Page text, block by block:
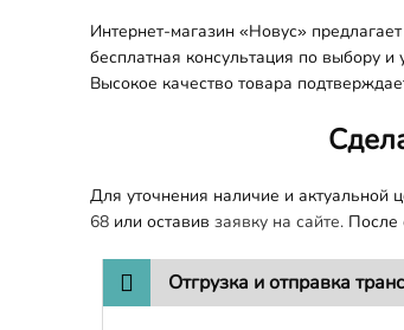
Интернет-магазин «Новус»
бесплатная консультация по выбору
Высокое качество товара
Для уточнения наличие и
68 или оставив заявку на сайте. После
Отгрузка и отправка